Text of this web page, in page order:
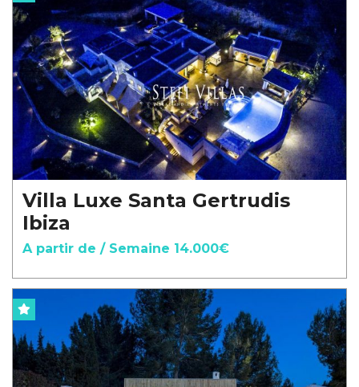
Villa Luxe Santa Gertrudis
Ibiza
A partir de / Semaine 14.000€